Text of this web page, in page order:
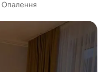
Опалення